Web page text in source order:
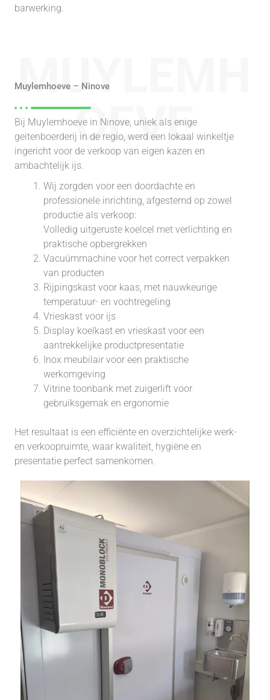
barwerking.
MUYLEMH
OEVE
Muylemhoeve – Ninove
Bij Muylemhoeve in Ninove, uniek als enige
geitenboerderij in de regio, werd een lokaal winkeltje
ingericht voor de verkoop van eigen kazen en
ambachtelijk ijs.
Wij zorgden voor een doordachte en
professionele inrichting, afgestemd op zowel
productie als verkoop:
Volledig uitgeruste koelcel met verlichting en
praktische opbergrekken
Vacuümmachine voor het correct verpakken
van producten
Rijpingskast voor kaas, met nauwkeurige
temperatuur- en vochtregeling
Vrieskast voor ijs
Display koelkast en vrieskast voor een
aantrekkelijke productpresentatie
Inox meubilair voor een praktische
werkomgeving
Vitrine toonbank met zuigerlift voor
gebruiksgemak en ergonomie
Het resultaat is een efficiënte en overzichtelijke werk-
en verkoopruimte, waar kwaliteit, hygiëne en
presentatie perfect samenkomen.